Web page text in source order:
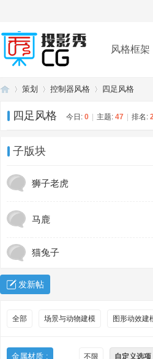
风格框架
插件 帮助 下载
策划 控制器风格 四足风格
四足风格 今日: 0 主题: 47 排名:
子版块
狮子老虎
马鹿
猫兔子
发新帖
全部 场景与动物建模 图形动效建
金属材质 : 不限 自定义选项